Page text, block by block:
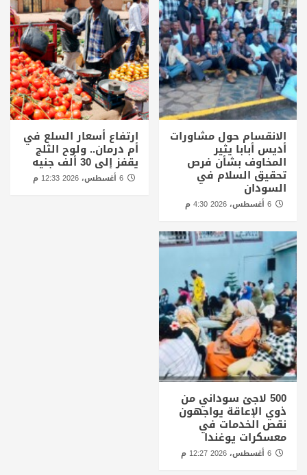
الانقسام حول مشاورات
أديس أبابا يثير
المخاوف بشأن فرص
تحقيق السلام في
السودان
ارتفاع أسعار السلع في
أم درمان.. ولوح الثلج
يقفز إلى 30 ألف جنيه
6 أغسطس، 2026 12:33 م
500 لاجئ سوداني من
ذوي الإعاقة يواجهون
نقص الخدمات في
معسكرات يوغندا